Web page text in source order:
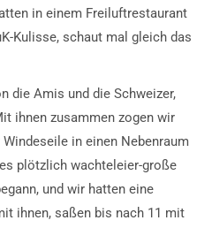
in einem Freiluftrestaurant
Kulisse, schaut mal gleich das
die Amis und die Schweizer,
ihnen zusammen zogen wir
in einen Nebenraum
plötzlich wachteleier-große
und wir hatten eine
ihnen, saßen bis nach 11 mit